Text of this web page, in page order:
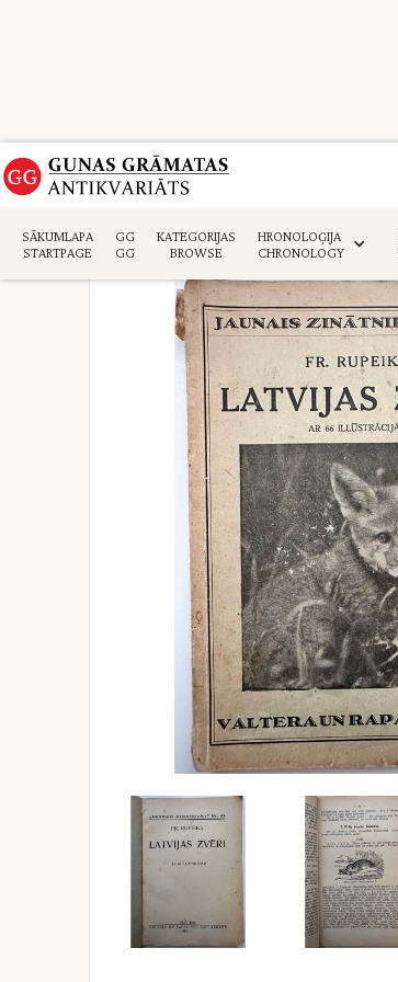
SĀKUMLAPA
STARTPAGE
GG
GG
KATEGORIJAS
BROWSE
HRONOLOĢIJA
CHRONOLOGY
Sākumlapa